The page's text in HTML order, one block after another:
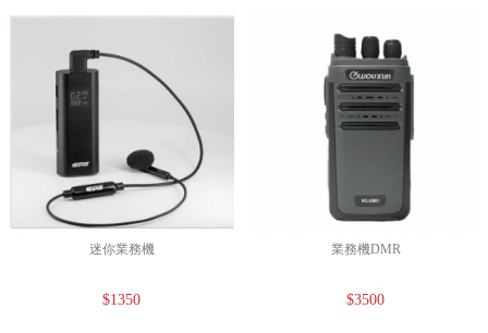
迷你業務機
$1350
業務機DMR
$3500